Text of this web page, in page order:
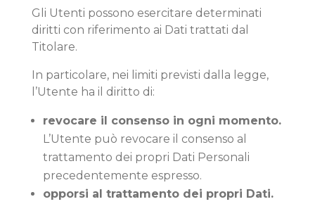
Gli Utenti possono esercitare determinati
diritti con riferimento ai Dati trattati dal
Titolare.
In particolare, nei limiti previsti dalla legge,
l’Utente ha il diritto di:
revocare il consenso in ogni momento.
L’Utente può revocare il consenso al
trattamento dei propri Dati Personali
precedentemente espresso.
opporsi al trattamento dei propri Dati.